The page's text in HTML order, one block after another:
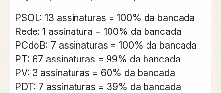
PSOL: 13 assinaturas = 100% da bancada
Rede: 1 assinatura = 100% da bancada
PCdoB: 7 assinaturas = 100% da bancada
PT: 67 assinaturas = 99% da bancada
PV: 3 assinaturas = 60% da bancada
PDT: 7 assinaturas = 39% da bancada